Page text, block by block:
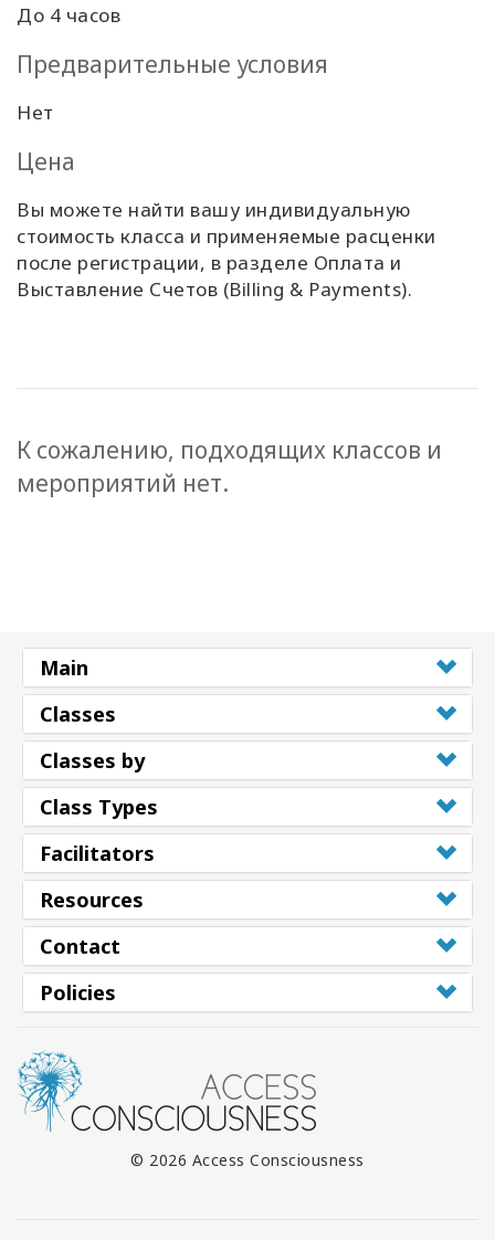
До 4 часов
Предварительные условия
Нет
Цена
Вы можете найти вашу индивидуальную
стоимость класса и применяемые расценки
после регистрации, в разделе Оплата и
Выставление Счетов (Billing & Payments).
К сожалению, подходящих классов и
мероприятий нет.
Main
Classes
Classes by
Class Types
Facilitators
Resources
Contact
Policies
© 2026 Access Consciousness